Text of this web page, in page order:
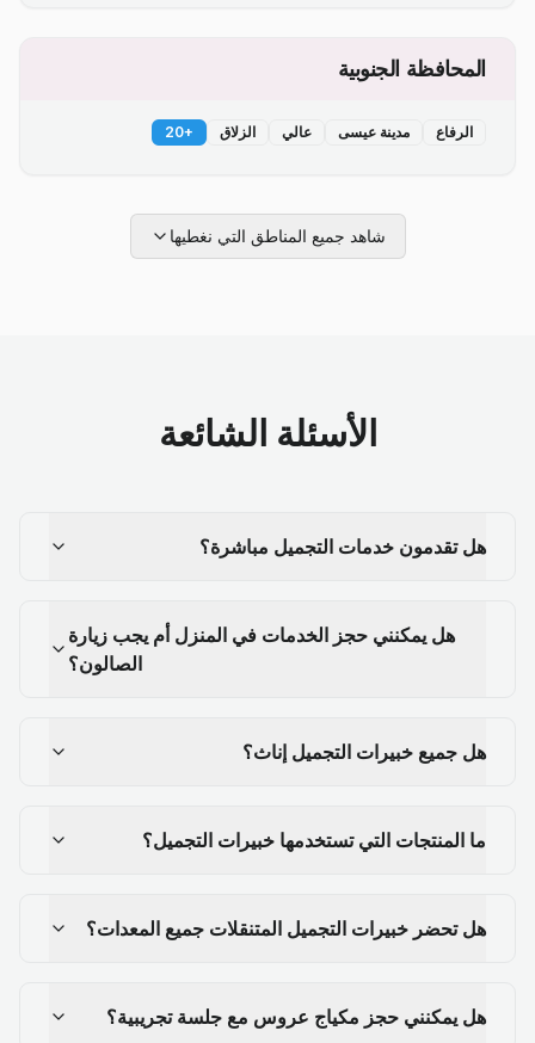
المحافظة الجنوبية
الرفاع مدينة عيسى عالي الزلاق +
20
شاهد جميع المناطق التي نغطيها
الأسئلة الشائعة
هل تقدمون خدمات التجميل مباشرة؟
هل يمكنني حجز الخدمات في المنزل أم يجب زيارة
الصالون؟
هل جميع خبيرات التجميل إناث؟
ما المنتجات التي تستخدمها خبيرات التجميل؟
هل تحضر خبيرات التجميل المتنقلات جميع المعدات؟
هل يمكنني حجز مكياج عروس مع جلسة تجريبية؟